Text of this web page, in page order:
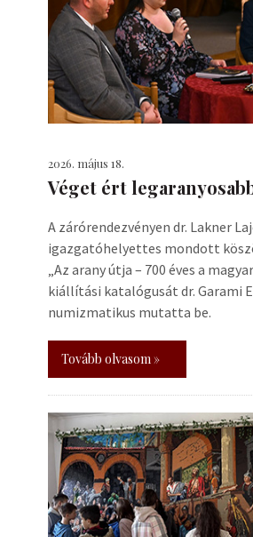
2026. május 18.
Véget ért
A zárórendezvényen dr. Lakner
igazgatóhelyettes mondott
„Az arany útja – 700 éves a
kiállítási katalógusát dr. Garami
numizmatikus mutatta be.
Tovább olvasom »